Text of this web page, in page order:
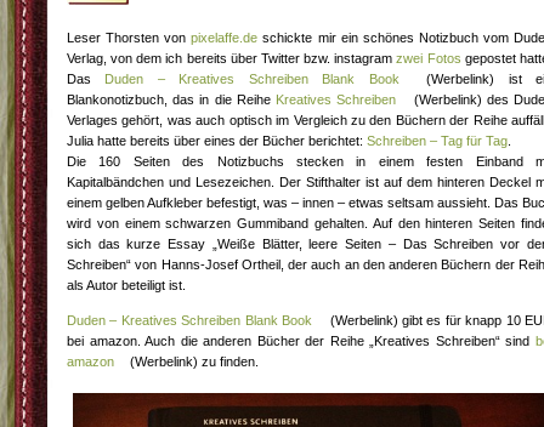
Leser Thorsten vonpixelaffe.de schickte mir ein schönes Notizbuch vom
Verlag, von dem ich bereits über Twitter bzw. instagramzwei Fotos gepostet
Das Duden – Kreatives Schreiben Blank Book
(Werbelink) ist
Blankonotizbuch, das in die Reihe Kreatives Schreiben
(Werbelink) des
Verlages gehört, was auch optisch im Vergleich zu den Büchern der Reihe
Julia hatte bereits über eines der Bücher berichtet: Schreiben – Tag für Tag
Die 160 Seiten des Notizbuchs stecken in einem festen Einband
Kapitalbändchen und Lesezeichen. Der Stifthalter ist auf dem hinteren Deckel
einem gelben Aufkleber befestigt, was – innen – etwas seltsam aussieht. Das
wird von einem schwarzen Gummiband gehalten. Auf den hinteren Seiten
sich das kurze Essay „Weiße Blätter, leere Seiten – Das Schreiben vor
Schreiben“ von Hanns-Josef Ortheil, der auch an den anderen Büchern der
als Autor beteiligt ist.
Duden – Kreatives Schreiben Blank Book
(Werbelink) gibt es für knapp 10
bei amazon. Auch die anderen Bücher der Reihe „Kreatives Schreiben“ sind
amazon
(Werbelink) zu finden.